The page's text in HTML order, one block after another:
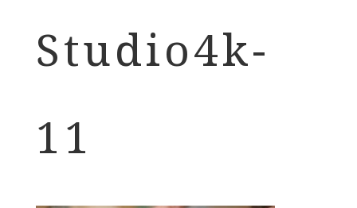
Studio4k-
11